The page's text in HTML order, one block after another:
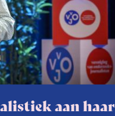
aan haar